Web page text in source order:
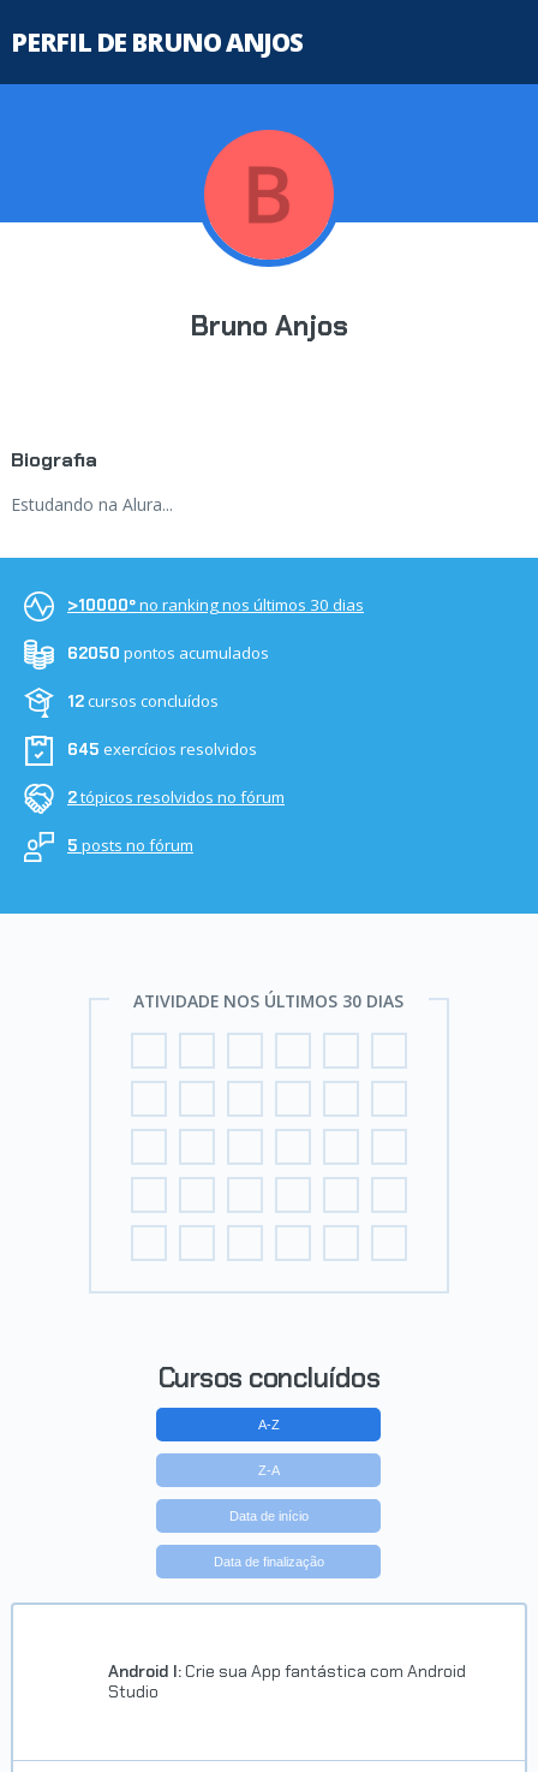
PERFIL DE BRUNO ANJOS
Bruno Anjos
Biografia
Estudando na Alura...
>10000ºno ranking nos últimos 30 dias
62050 pontos acumulados
12cursos concluídos
645 exercícios resolvidos
2tópicos resolvidos no fórum
5 posts no fórum
ATIVIDADE NOS ÚLTIMOS 30 DIAS
Cursos concluídos
A-Z
Z-A
Data de início
Data de finalização
Android I: Crie sua App fantástica com Android
Studio